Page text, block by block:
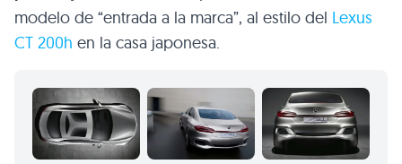
modelo de “entrada a la marca”, al estilo del Lexus
CT 200h en la casa japonesa.